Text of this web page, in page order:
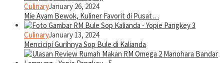
CulinaryJanuary 26, 2024
Mie Ayam Bewok, Kuliner Favorit di Pusat…
CulinaryJanuary 13, 2024
Mencicipi Gurihnya Sop Bule di Kalianda